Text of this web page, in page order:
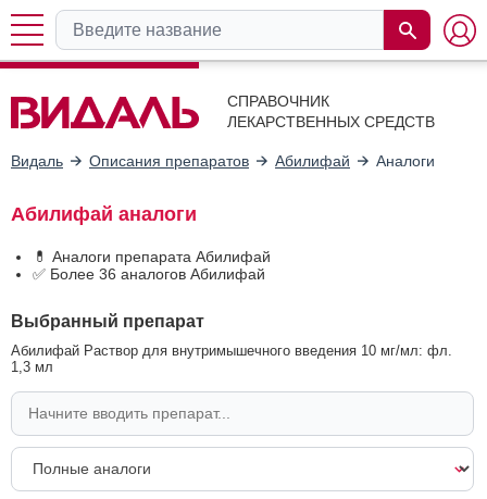
СПРАВОЧНИК
ЛЕКАРСТВЕННЫХ СРЕДСТВ
Видаль Описания препаратов Абилифай Аналоги
Абилифай аналоги
💊 Аналоги препарата Абилифай
✅ Более 36 аналогов Абилифай
Выбранный препарат
Абилифай Раствор для внутримышечного введения 10 мг/мл: фл.
1,3 мл